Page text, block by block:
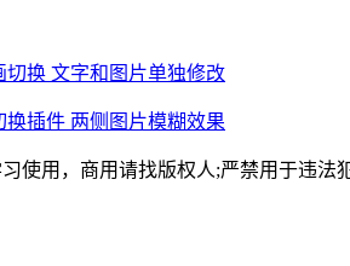
切换 文字和图片单独修改
换插件 两侧图片模糊效果
使用，商用请找版权人;严禁用于违法